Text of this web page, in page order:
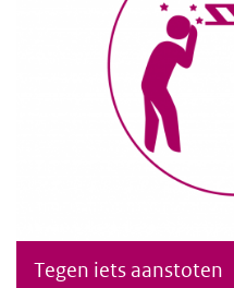
Tegen iets aanstoten
Tegen iets aanstoten